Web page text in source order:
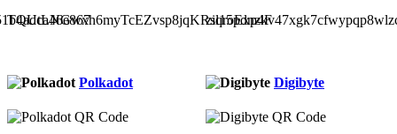
TQUtLNGwxh6myTcEZvsp8jqKRsqroExp4F
Polkadot Digibyte